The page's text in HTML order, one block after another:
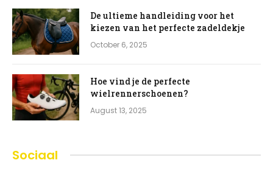
De ultieme handleiding voor het
kiezen van het perfecte zadeldekje
October 6, 2025
Hoe vind je de perfecte
wielrennerschoenen?
August 13, 2025
Sociaal